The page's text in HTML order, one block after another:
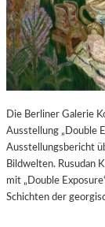
Die Berliner Galerie
Ausstellung „Double
Ausstellungsbericht
Bildwelten. Rusudan
mit „Double
Schichten der